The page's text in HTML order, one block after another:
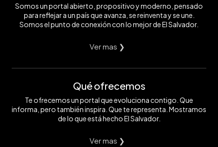
Somos un portal abierto, propositivo y moderno, pensado
para reflejar a un país que avanza, se reinventa y se une.
Somos el punto de conexión con lo mejor de El Salvador.
Ver mas ❯
Qué ofrecemos
Te ofrecemos un portal que evoluciona contigo. Que
informa, pero también inspira. Que te representa. Mostramos
de lo que está hecho El Salvador.
Ver mas ❯